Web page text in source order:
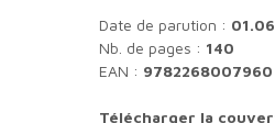
Date de parution :
Nb. de pages : 140
EAN : 9782268007960
Télécharger la